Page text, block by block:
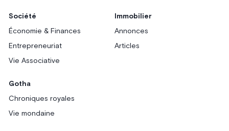
Société
Économie & Finances
Entrepreneuriat
Vie Associative
Immobilier
Annonces
Articles
Gotha
Chroniques royales
Vie mondaine